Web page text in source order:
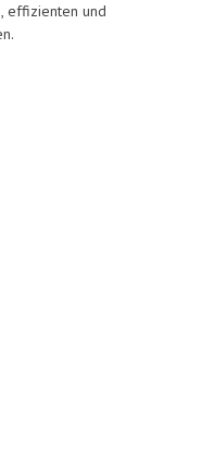
effizienten und